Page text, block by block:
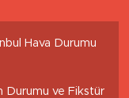
Hava Durumu
Durumu ve Fikstür